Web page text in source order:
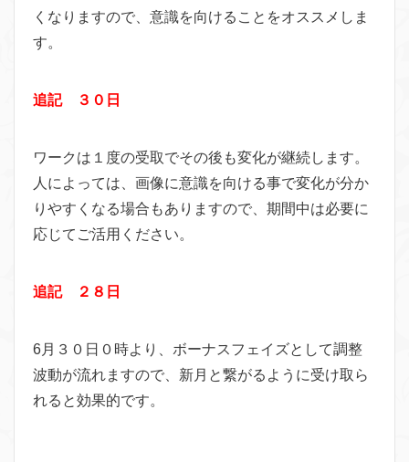
くなりますので、意識を向けることをオススメしま
す。
追記 ３０日
ワークは１度の受取でその後も変化が継続します。
人によっては、画像に意識を向ける事で変化が分か
りやすくなる場合もありますので、期間中は必要に
応じてご活用ください。
追記 ２８日
6月３０日０時より、ボーナスフェイズとして調整
波動が流れますので、新月と繋がるように受け取ら
れると効果的です。